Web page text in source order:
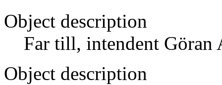
Object description
Far till, intendent Göran
Object description